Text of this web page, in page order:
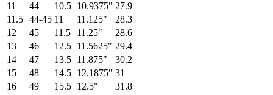
11
44 10.5 10.9375" 27.9
11.5 44-45 11 11.125"
28.3
12
45 11.5 11.25"
28.6
13
46 12.5 11.5625" 29.4
14
47 13.5 11.875"
30.2
15
48 14.5 12.1875" 31
16
49 15.5 12.5"
31.8